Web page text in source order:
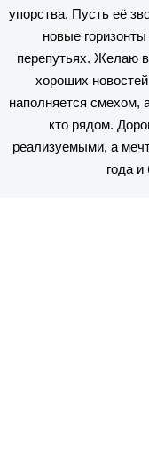
упорства. Пусть её
новые
перепутьях. Желаю
хороших
наполняется
кто рядом.
реализуемыми, а
года